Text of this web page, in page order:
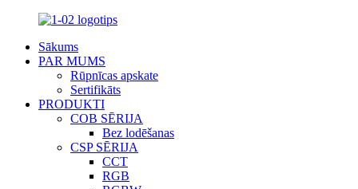
Sākums
PAR MUMS
Rūpnīcas apskate
Sertifikāts
PRODUKTI
COB SĒRIJA
Bez lodēšanas
CSP SĒRIJA
CCT
RGB